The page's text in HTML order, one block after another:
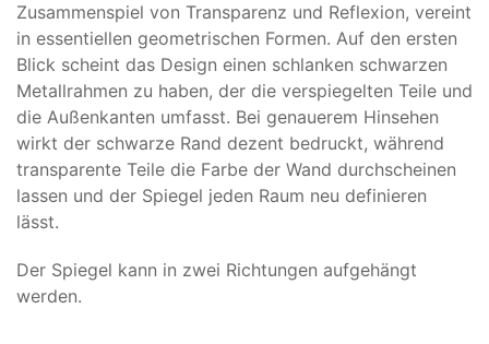
Zusammenspiel von Transparenz und Reflexion, vereint
in essentiellen geometrischen Formen. Auf den ersten
Blick scheint das Design einen schlanken schwarzen
Metallrahmen zu haben, der die verspiegelten Teile und
die Außenkanten umfasst. Bei genauerem Hinsehen
wirkt der schwarze Rand dezent bedruckt, während
transparente Teile die Farbe der Wand durchscheinen
lassen und der Spiegel jeden Raum neu definieren
lässt.
Der Spiegel kann in zwei Richtungen aufgehängt
werden.